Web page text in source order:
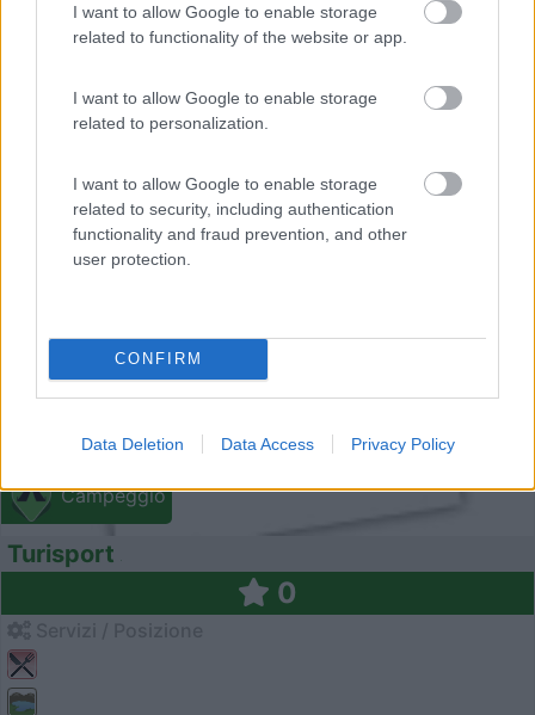
I want to allow Google to enable storage
related to functionality of the website or app.
I want to allow Google to enable storage
related to personalization.
I want to allow Google to enable storage
related to security, including authentication
functionality and fraud prevention, and other
user protection.
CONFIRM
Data Deletion Data Access Privacy Policy
Campeggio
Turisport
0